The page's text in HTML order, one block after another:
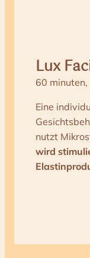
Lux
60
Eine
nutzt
wird